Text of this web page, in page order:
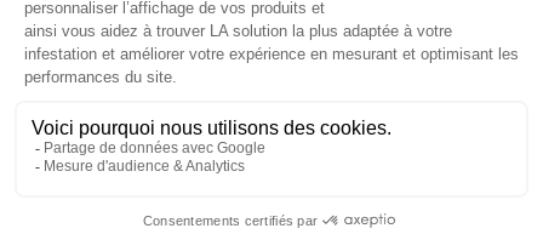
Plan du site Mentions légales
Contact SAV
Conditions générales de vente
désinfection, consultez notre site professionnel